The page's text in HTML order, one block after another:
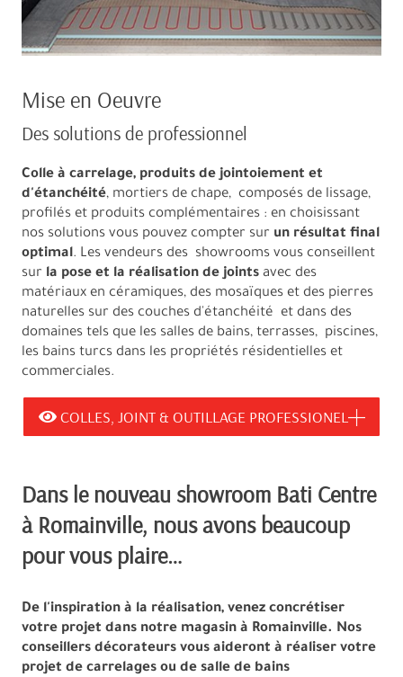
Mise en Oeuvre
Des solutions de professionnel
Colle à carrelage, produits de jointoiement et
d'étanchéité, mortiers de chape, composés de lissage,
profilés et produits complémentaires : en choisissant
nos solutions vous pouvez compter sur un résultat final
optimal. Les vendeurs des showrooms vous conseillent
sur la pose et la réalisation de joints avec des
matériaux en céramiques, des mosaïques et des pierres
naturelles sur des couches d'étanchéité et dans des
domaines tels que les salles de bains, terrasses, piscines,
les bains turcs dans les propriétés résidentielles et
commerciales.
COLLES, JOINT & OUTILLAGE PROFESSIONEL
Dans le nouveau showroom Bati Centre
à Romainville, nous avons beaucoup
pour vous plaire…
De l'inspiration à la réalisation, venez concrétiser
votre projet dans notre magasin à Romainville. Nos
conseillers décorateurs vous aideront à réaliser votre
projet de carrelages ou de salle de bains